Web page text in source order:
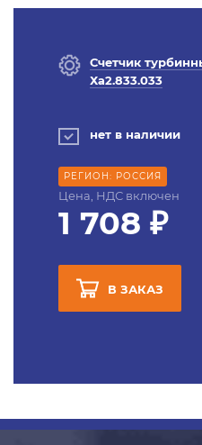
Счетчик
Ха2.833.033
нет в наличии
РЕГИОН: РОССИЯ
Цена, НДС включен
1 708 ₽
В ЗАКАЗ